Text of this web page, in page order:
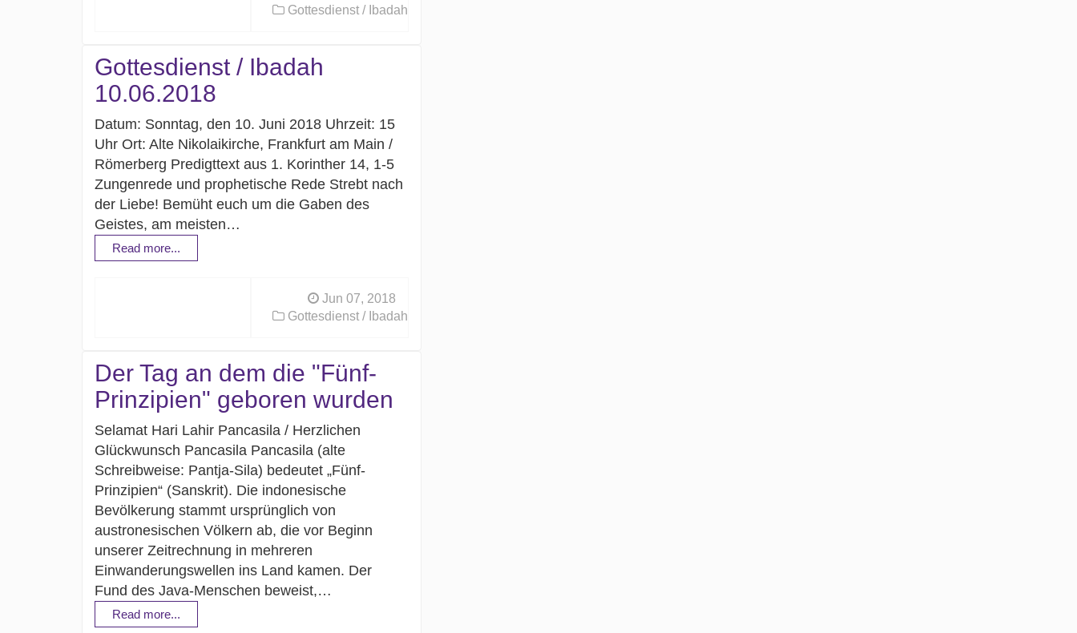
Gottesdienst / Ibadah
Gottesdienst / Ibadah
10.06.2018
Datum: Sonntag, den 10. Juni 2018 Uhrzeit: 15
Uhr Ort: Alte Nikolaikirche, Frankfurt am Main /
Römerberg Predigttext aus 1. Korinther 14, 1-5
Zungenrede und prophetische Rede Strebt nach
der Liebe! Bemüht euch um die Gaben des
Geistes, am meisten…
Read more...
Jun 07, 2018
Gottesdienst / Ibadah
Der Tag an dem die "Fünf-
Prinzipien" geboren wurden
Selamat Hari Lahir Pancasila / Herzlichen
Glückwunsch Pancasila Pancasila (alte
Schreibweise: Pantja-Sila) bedeutet „Fünf-
Prinzipien“ (Sanskrit). Die indonesische
Bevölkerung stammt ursprünglich von
austronesischen Völkern ab, die vor Beginn
unserer Zeitrechnung in mehreren
Einwanderungswellen ins Land kamen. Der
Fund des Java-Menschen beweist,…
Read more...